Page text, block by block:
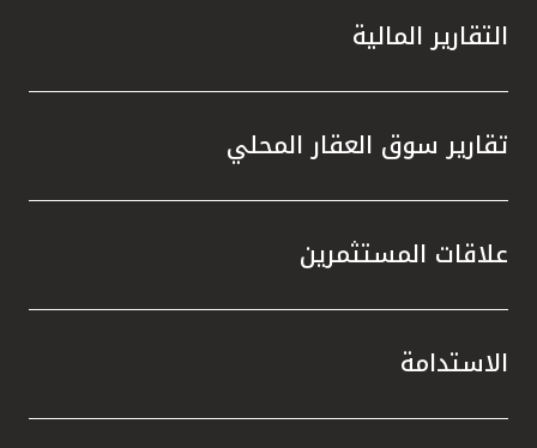
التقارير المالية
تقارير سوق العقار المحلي
علاقات المستثمرين
الاستدامة